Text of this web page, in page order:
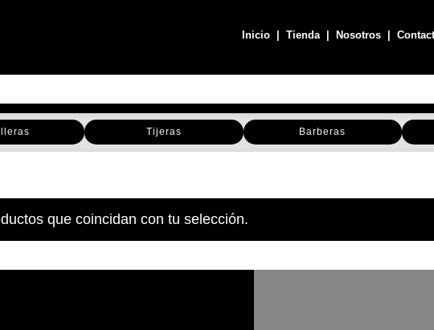
Inicio |Tienda| Nosotros |
Tijeras Barberas
que coincidan con tu selección.